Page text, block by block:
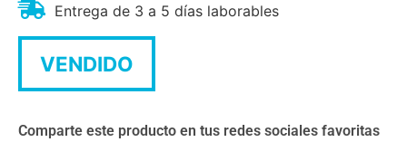
Entrega de 3 a 5 días laborables
VENDIDO
Comparte este producto en tus redes sociales favoritas